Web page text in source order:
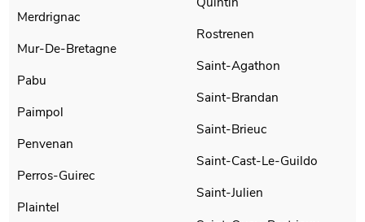
Merdrignac
Mur-De-Bretagne
Pabu
Paimpol
Penvenan
Perros-Guirec
Plaintel
Rostrenen
Saint-Agathon
Saint-Brandan
Saint-Brieuc
Saint-Cast-Le-Guildo
Saint-Julien